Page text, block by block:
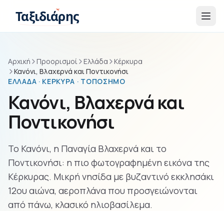
Ταξιδιάρης
Αρχική Προορισμοί Ελλάδα
Κέρκυρα
Κανόνι, Βλαχερνά και Ποντικονήσι
ΕΛΛΆΔΑ · ΚΈΡΚΥΡΑ · ΤΟΠΌΣΗΜΟ
Κανόνι, Βλαχερνά και
Ποντικονήσι
Το Κανόνι, η Παναγία Βλαχερνά και το
Ποντικονήσι: η πιο φωτογραφημένη εικόνα της
Κέρκυρας. Μικρή νησίδα με βυζαντινό εκκλησάκι
12ου αιώνα, αεροπλάνα που προσγειώνονται
από πάνω, κλασικό ηλιοβασίλεμα.